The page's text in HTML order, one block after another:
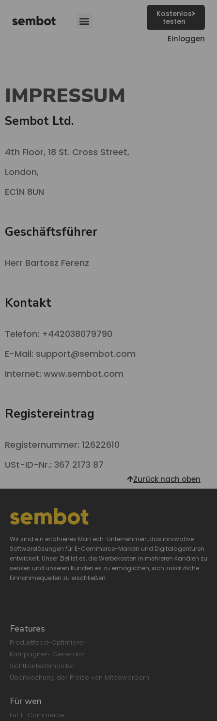
Einloggen
Kostenlos
testen
IMPRESSUM
Sembot Ltd.
4th Floor, 18 St. Cross Street,
London,
EC1N 8UN
Geschäftsführer
Herr Bartosz Ferenz
Kontakt
Telefon: +442038079790
E-Mail: support@sembot.com
Internet: www.sembot.com
Registereintrag
Registernummer: 12622610
USt-ID-Nr.: 367 2173 87
Zurück nach oben
Wir sind ein erfahrenes MarTech-Unternehmen, das innovative
Softwarelösungen für E-Commerce-Marken und Digitalagenturen
entwickelt. Unser Ziel ist es, die Werbekosten in mehreren Kanälen zu
senken und unseren Kunden es zu ermöglichen, sich zusätzliche
Einnahmequellen zu erschließen.
Features
Produktfeed-Optimierer
Kampagnen-Generator
Sichtbarkeitsmonitor
Überwachung der Preise von Mitbewerbern
Für wen
Für E-Commerce